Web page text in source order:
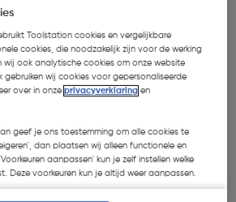
Toolstation cookies en vergelijkbare
cookies, die noodzakelijk zijn voor de werking
ook analytische cookies om onze website
gebruiken wij cookies voor gepersonaliseerde
over in onzeprivacyverklaring en
geef je ons toestemming om alle cookies te
dan plaatsen wij alleen functionele en
aanpassen' kun je zelf instellen welke
Deze voorkeuren kun je altijd weer aanpassen.